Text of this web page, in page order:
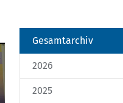
Gesamtarchiv
2026
2025